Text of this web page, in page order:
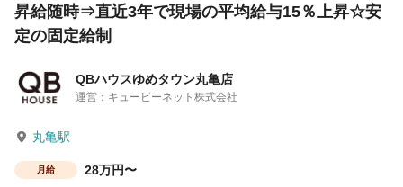
昇給随時⇒直近3年で現場の平均給与15％上昇☆安
定の固定給制
QBハウスゆめタウン丸亀店
運営：キュービーネット株式会社
丸亀駅
月給 28万円〜